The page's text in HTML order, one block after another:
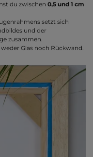
du zwischen 0,5 und 1 cm
setzt sich
und der
zusammen.
Glas noch Rückwand.